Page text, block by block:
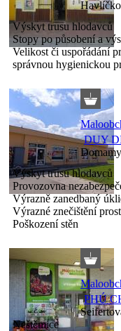
Výskyt trusu hlodavců
Stopy po působení a
Velikost či uspořádání
správnou hygienickou
DUY
Výskyt trusu hlodavců
Provozovna
Výrazně zanedbaný
Výrazné znečištění
Poškození stěn
PHÚ
Neštěmice